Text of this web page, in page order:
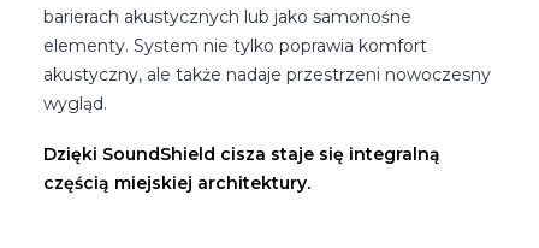
barierach akustycznych lub jako samonośne
elementy. System nie tylko poprawia komfort
akustyczny, ale także nadaje przestrzeni nowoczesny
wygląd.
Dzięki SoundShield cisza staje się integralną
częścią miejskiej architektury.